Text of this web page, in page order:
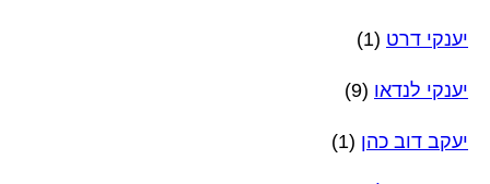
יענקי דרט (1)
יענקי לנדאו (9)
יעקב דוב כהן (1)